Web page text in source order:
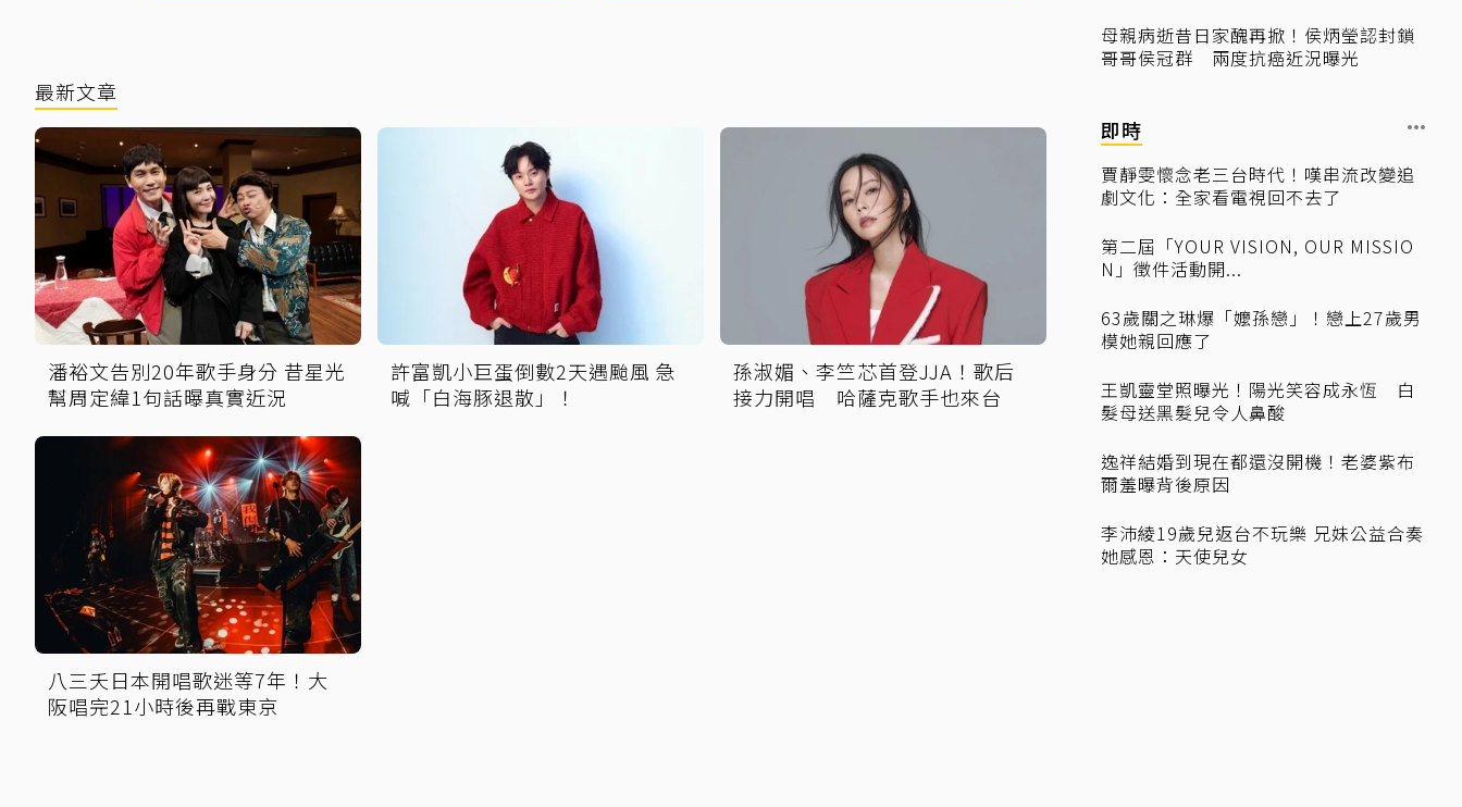
最新文章
潘裕文告別20年歌手身分 昔星光
幫周定緯1句話曝真實近況
許富凱小巨蛋倒數2天遇颱風 急
喊「白海豚退散」！
孫淑媚、李竺芯首登JJA！歌后
接力開唱 哈薩克歌手也來台
八三夭日本開唱歌迷等7年！大
阪唱完21小時後再戰東京
母親病逝昔日家醜再掀！侯炳瑩認封鎖
哥哥侯冠群 兩度抗癌近況曝光
即時
賈靜雯懷念老三台時代！嘆串流改變追
劇文化：全家看電視回不去了
第二屆「YOUR VISION, OUR MISSIO
N」徵件活動開...
63歲關之琳爆「嬤孫戀」！戀上27歲男
模她親回應了
王凱靈堂照曝光！陽光笑容成永恆 白
髮母送黑髮兒令人鼻酸
逸祥結婚到現在都還沒開機！老婆紫布
爾羞曝背後原因
李沛綾19歲兒返台不玩樂 兄妹公益合奏
她感恩：天使兒女